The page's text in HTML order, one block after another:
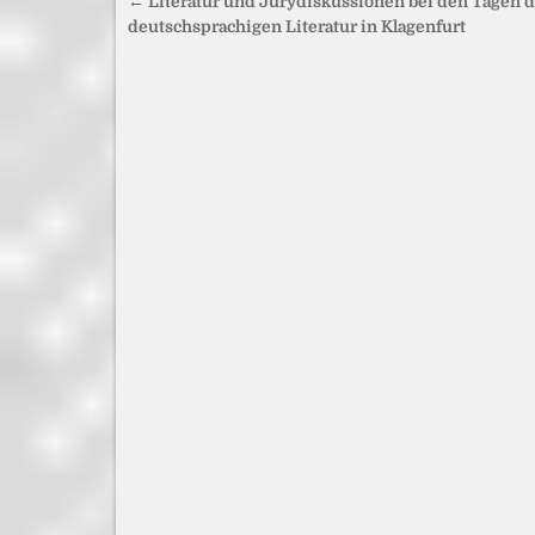
deutschsprachigen Literatur in Klagenfurt